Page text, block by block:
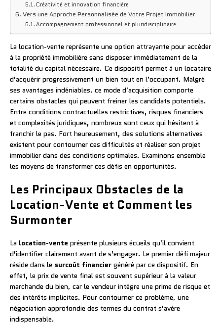
Créativité et innovation financière
Vers une Approche Personnalisée de Votre Projet Immobilier
Accompagnement professionnel et pluridisciplinaire
La location-vente représente une option attrayante pour accéder
à la propriété immobilière sans disposer immédiatement de la
totalité du capital nécessaire. Ce dispositif permet à un locataire
d’acquérir progressivement un bien tout en l’occupant. Malgré
ses avantages indéniables, ce mode d’acquisition comporte
certains obstacles qui peuvent freiner les candidats potentiels.
Entre conditions contractuelles restrictives, risques financiers
et complexités juridiques, nombreux sont ceux qui hésitent à
franchir le pas. Fort heureusement, des solutions alternatives
existent pour contourner ces difficultés et réaliser son projet
immobilier dans des conditions optimales. Examinons ensemble
les moyens de transformer ces défis en opportunités.
Les Principaux Obstacles de la
Location-Vente et Comment les
Surmonter
La location-vente présente plusieurs écueils qu’il convient
d’identifier clairement avant de s’engager. Le premier défi majeur
réside dans le surcoût financier généré par ce dispositif. En
effet, le prix de vente final est souvent supérieur à la valeur
marchande du bien, car le vendeur intègre une prime de risque et
des intérêts implicites. Pour contourner ce problème, une
négociation approfondie des termes du contrat s’avère
indispensable.